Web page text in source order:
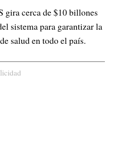
gira cerca de $10 billones
sistema para garantizar la
salud en todo el país.